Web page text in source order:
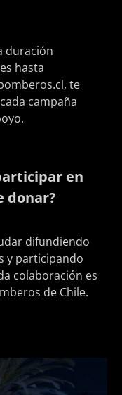
duración
hasta
te
campaña
en
donar?
difundiendo
y participando
colaboración es
de Chile.